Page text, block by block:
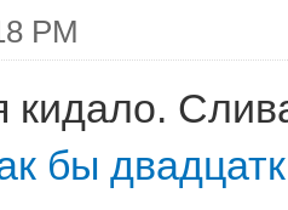
PM
кидало.
бы